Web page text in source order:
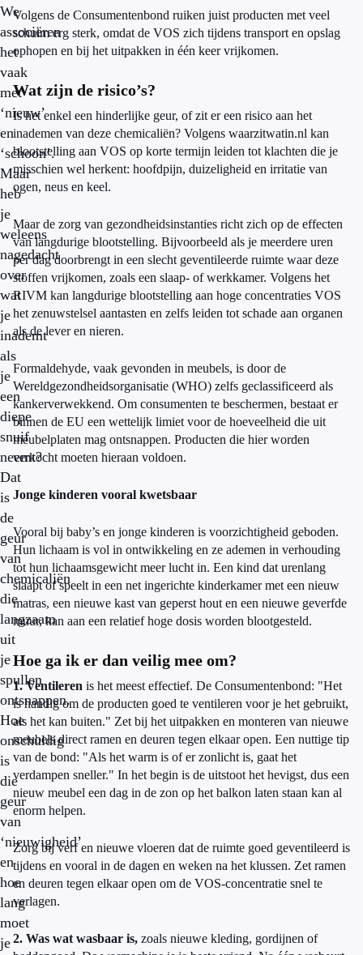
We
associëren
het
vaak
met
‘nieuw’
en
‘schoon’.
Maar
heb
je
weleens
nagedacht
over
wat
je
inademt
als
je
een
diepe
snuif
neemt?
Dat
is
de
geur
van
chemicaliën
die
langzaam
uit
je
spullen
ontsnappen.
Hoe
onschuldig
is
die
geur
van
‘nieuwigheid’
en
hoe
lang
moet
je
Volgens de Consumentenbond ruiken juist producten met veel
schuim erg sterk, omdat de VOS zich tijdens transport en opslag
ophopen en bij het uitpakken in één keer vrijkomen.
Wat zijn de risico’s?
Is het enkel een hinderlijke geur, of zit er een risico aan het
inademen van deze chemicaliën? Volgens waarzitwatin.nl kan
blootstelling aan VOS op korte termijn leiden tot klachten die je
misschien wel herkent: hoofdpijn, duizeligheid en irritatie van
ogen, neus en keel.
Maar de zorg van gezondheidsinstanties richt zich op de effecten
van langdurige blootstelling. Bijvoorbeeld als je meerdere uren
per dag doorbrengt in een slecht geventileerde ruimte waar deze
stoffen vrijkomen, zoals een slaap- of werkkamer. Volgens het
RIVM kan langdurige blootstelling aan hoge concentraties VOS
het zenuwstelsel aantasten en zelfs leiden tot schade aan organen
als de lever en nieren.
Formaldehyde, vaak gevonden in meubels, is door de
Wereldgezondheidsorganisatie (WHO) zelfs geclassificeerd als
kankerverwekkend. Om consumenten te beschermen, bestaat er
binnen de EU een wettelijk limiet voor de hoeveelheid die uit
meubelplaten mag ontsnappen. Producten die hier worden
verkocht moeten hieraan voldoen.
Jonge kinderen vooral kwetsbaar
Vooral bij baby’s en jonge kinderen is voorzichtigheid geboden.
Hun lichaam is vol in ontwikkeling en ze ademen in verhouding
tot hun lichaamsgewicht meer lucht in. Een kind dat urenlang
slaapt of speelt in een net ingerichte kinderkamer met een nieuw
matras, een nieuwe kast van geperst hout en een nieuwe geverfde
muur, kan aan een relatief hoge dosis worden blootgesteld.
Hoe ga ik er dan veilig mee om?
1. Ventileren is het meest effectief. De Consumentenbond: "Het
is handig om de producten goed te ventileren voor je het gebruikt,
als het kan buiten." Zet bij het uitpakken en monteren van nieuwe
meubels direct ramen en deuren tegen elkaar open. Een nuttige tip
van de bond: "Als het warm is of er zonlicht is, gaat het
verdampen sneller." In het begin is de uitstoot het hevigst, dus een
nieuw meubel een dag in de zon op het balkon laten staan kan al
enorm helpen.
Zorg bij verf en nieuwe vloeren dat de ruimte goed geventileerd is
tijdens en vooral in de dagen en weken na het klussen. Zet ramen
en deuren tegen elkaar open om de VOS-concentratie snel te
verlagen.
2. Was wat wasbaar is, zoals nieuwe kleding, gordijnen of